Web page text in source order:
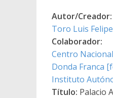
Autor/Creador:
Toro Luis
Colaborador:
Centro
Donda Franca
Instituto
Título: Palacio